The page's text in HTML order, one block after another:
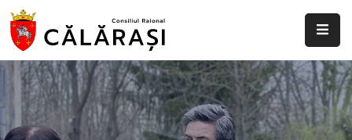
Despre
noi
Știri